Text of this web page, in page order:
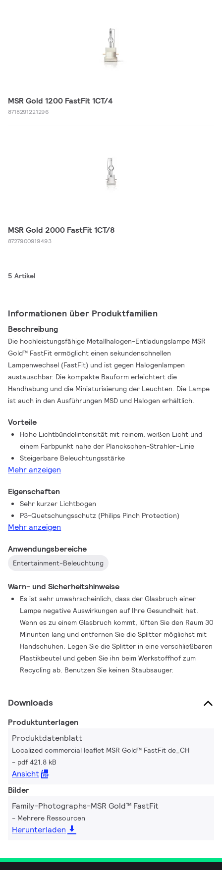
MSR Gold 1200 FastFit 1CT/4
8718291221296
MSR Gold 2000 FastFit 1CT/8
8727900919493
5 Artikel
Informationen über Produktfamilien
Beschreibung
Die hochleistungsfähige Metallhalogen-Entladungslampe MSR
Gold™ FastFit ermöglicht einen sekundenschnellen
Lampenwechsel (FastFit) und ist gegen Halogenlampen
austauschbar. Die kompakte Bauform erleichtert die
Handhabung und die Miniaturisierung der Leuchten. Die Lampe
ist auch in den Ausführungen MSD und Halogen erhältlich.
Vorteile
Hohe Lichtbündelintensität mit reinem, weißen Licht und
einem Farbpunkt nahe der Planckschen-Strahler-Linie
Steigerbare Beleuchtungsstärke
Mehr anzeigen
Eigenschaften
Sehr kurzer Lichtbogen
P3-Quetschungsschutz (Philips Pinch Protection)
Mehr anzeigen
Anwendungsbereiche
Entertainment-Beleuchtung
Warn- und Sicherheitshinweise
Es ist sehr unwahrscheinlich, dass der Glasbruch einer
Lampe negative Auswirkungen auf Ihre Gesundheit hat.
Wenn es zu einem Glasbruch kommt, lüften Sie den Raum 30
Minunten lang und entfernen Sie die Splitter möglichst mit
Handschuhen. Legen Sie die Splitter in eine verschließbaren
Plastikbeutel und geben Sie ihn beim Werkstoffhof zum
Recycling ab. Benutzen Sie keinen Staubsauger.
Downloads
Produktunterlagen
Produktdatenblatt
Localized commercial leaflet MSR Gold™ FastFit de_CH
pdf 421.8 kB
Ansicht
Bilder
Family-Photographs-MSR Gold™ FastFit
Mehrere Ressourcen
Herunterladen